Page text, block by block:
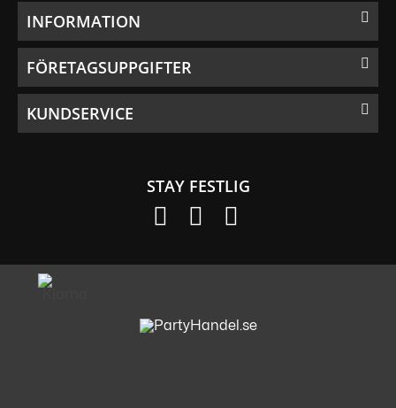
INFORMATION
FÖRETAGSUPPGIFTER
KUNDSERVICE
STAY FESTLIG